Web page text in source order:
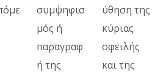
συμψηφισ
μός ή
παραγραφ
ή της
ύθηση της
κύριας
οφειλής
και της